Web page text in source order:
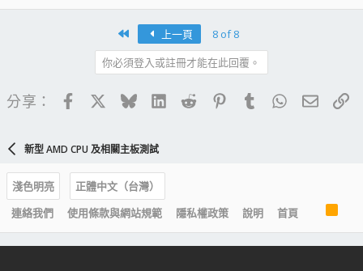
上一頁
8 of 8
你必須登入或註冊才能在此回覆。
分享： FacebookBlueskyLinkedIn
Reddit PinterestTumblrWhatsApp
電子
新型 AMD CPU 及相關主板測試
淺色明亮
正體中文（台灣）
連絡我們
使用條款與網站規範 隱私權政策 說明 首頁
R
S
S